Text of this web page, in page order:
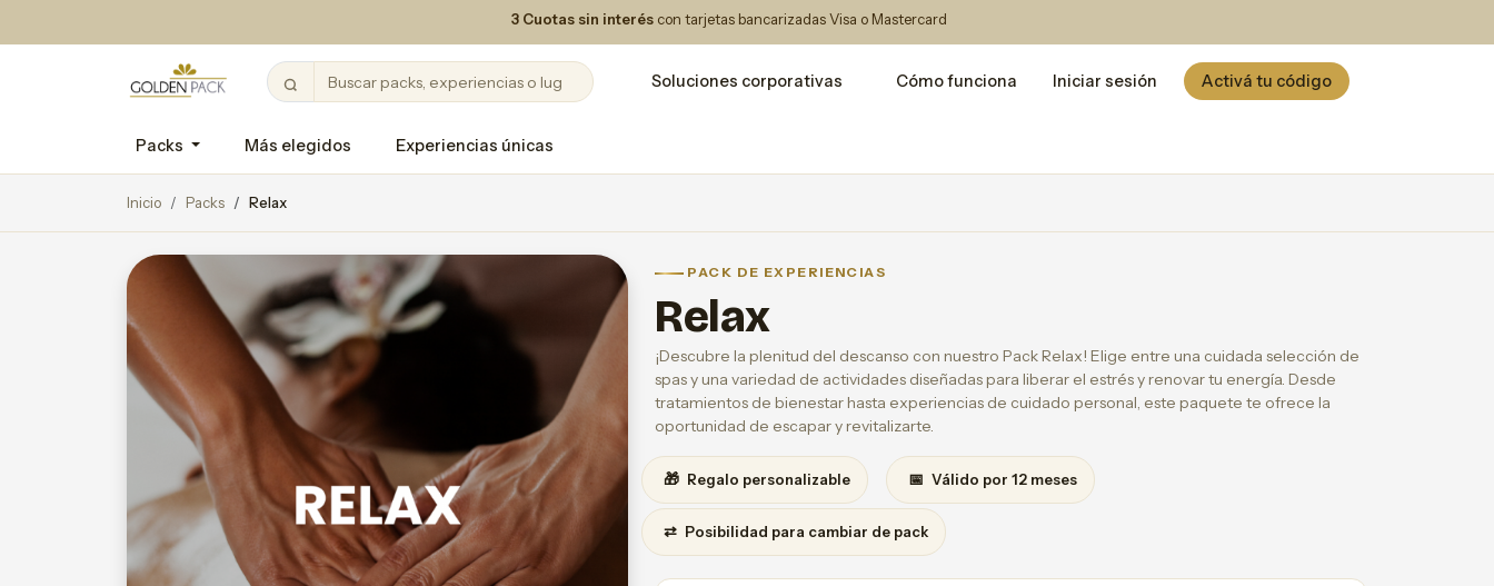
3 Cuotas sin interés con tarjetas bancarizadas Visa o Mastercard
Soluciones corporativas Cómo funciona Iniciar sesión Activá tu código
Packs Más elegidos Experiencias únicas
Inicio Packs Relax
PACK DE EXPERIENCIAS
Relax
¡Descubre la plenitud del descanso con nuestro Pack Relax! Elige entre una cuidada selección de
spas y una variedad de actividades diseñadas para liberar el estrés y renovar tu energía. Desde
tratamientos de bienestar hasta experiencias de cuidado personal, este paquete te ofrece la
oportunidad de escapar y revitalizarte.
🎁 Regalo personalizable 📅 Válido por 12 meses
⇄ Posibilidad para cambiar de pack